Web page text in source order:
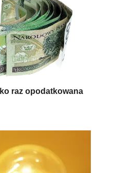
raz opodatkowana